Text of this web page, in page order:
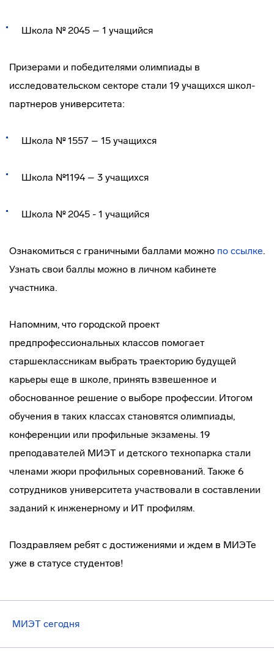
Школа № 2045 – 1 учащийся
Призерами и победителями олимпиады в
исследовательском секторе стали 19 учащихся школ-
партнеров университета:
Школа № 1557 – 15 учащихся
Школа №1194 – 3 учащихся
Школа № 2045 - 1 учащийся
Ознакомиться с граничными баллами можно по ссылке.
Узнать свои баллы можно в личном кабинете
участника.
Напомним, что городской проект
предпрофессиональных классов помогает
старшеклассникам выбрать траекторию будущей
карьеры еще в школе, принять взвешенное и
обоснованное решение о выборе профессии. Итогом
обучения в таких классах становятся олимпиады,
конференции или профильные экзамены. 19
преподавателей МИЭТ и детского технопарка стали
членами жюри профильных соревнований. Также 6
сотрудников университета участвовали в составлении
заданий к инженерному и ИТ профилям.
Поздравляем ребят с достижениями и ждем в МИЭТе
уже в статусе студентов!
МИЭТ сегодня